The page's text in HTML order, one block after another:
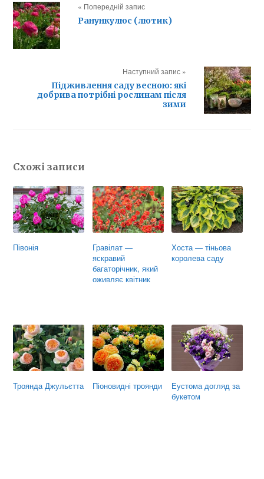
« Попередній запис
Ранункулюс (лютик)
Наступний запис »
Підживлення саду весною: які
добрива потрібні рослинам після
зими
Схожі записи
Півонія
Гравілат —
яскравий
багаторічник, який
оживляє квітник
Хоста — тіньова
королева саду
Троянда Джульєтта Піоновидні троянди
Еустома догляд за
букетом